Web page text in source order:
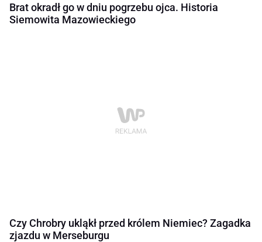
Brat okradł go w dniu pogrzebu ojca. Historia
Siemowita Mazowieckiego
Czy Chrobry ukląkł przed królem Niemiec? Zagadka
zjazdu w Merseburgu